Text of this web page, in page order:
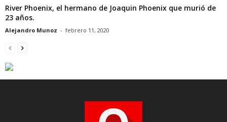
River Phoenix, el hermano de Joaquin Phoenix que murió de
23 años.
Alejandro Munoz - febrero 11, 2020